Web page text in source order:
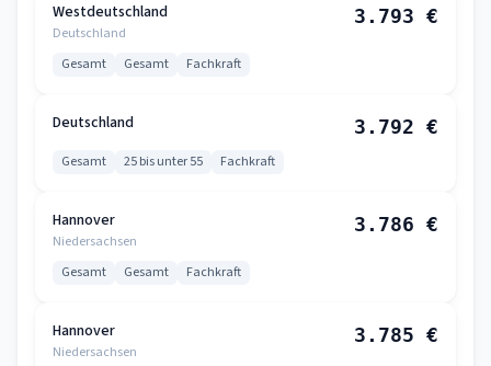
Westdeutschland
Deutschland
3.793 €
Gesamt Gesamt Fachkraft
Deutschland 3.792 €
Gesamt 25 bis unter 55 Fachkraft
Hannover
Niedersachsen
3.786 €
Gesamt Gesamt Fachkraft
Hannover
Niedersachsen
3.785 €